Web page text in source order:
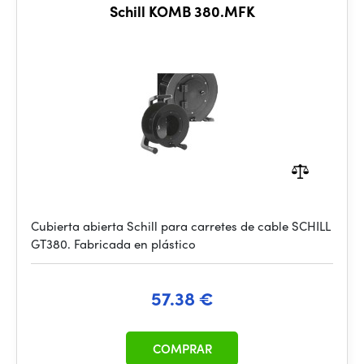
Schill KOMB 380.MFK
Cubierta abierta Schill para carretes de cable SCHILL
GT380. Fabricada en plástico
57.38 €
COMPRAR